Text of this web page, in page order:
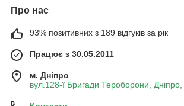
Про нас
93% позитивних з 189 відгуків за рік
Працює з 30.05.2011
м. Дніпро
вул.128-ї Бригади Тероборони, Дніпро,